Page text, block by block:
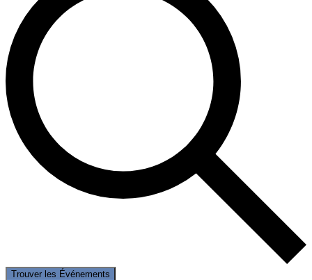
Trouver les Événements